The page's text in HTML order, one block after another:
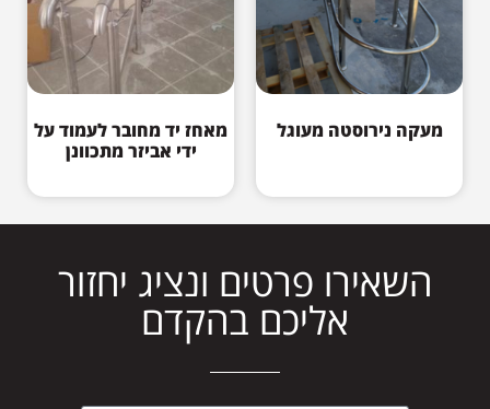
מעקה נירוסטה מעוגל
מאחז יד מחובר לעמוד על
ידי אביזר מתכוונן
השאירו פרטים ונציג יחזור
אליכם בהקדם